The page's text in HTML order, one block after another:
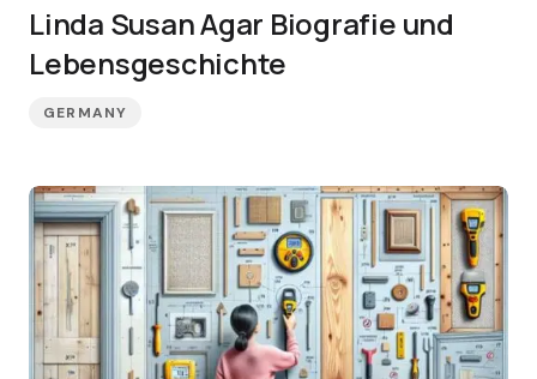
Linda Susan Agar Biografie und
Lebensgeschichte
GERMANY